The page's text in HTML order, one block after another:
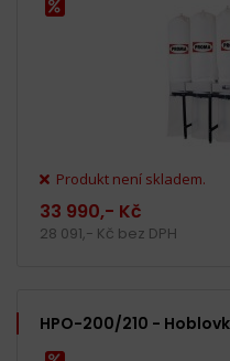
Produkt není skladem.
33 990,- Kč
28 091,- Kč bez DPH
HPO-200/210 -